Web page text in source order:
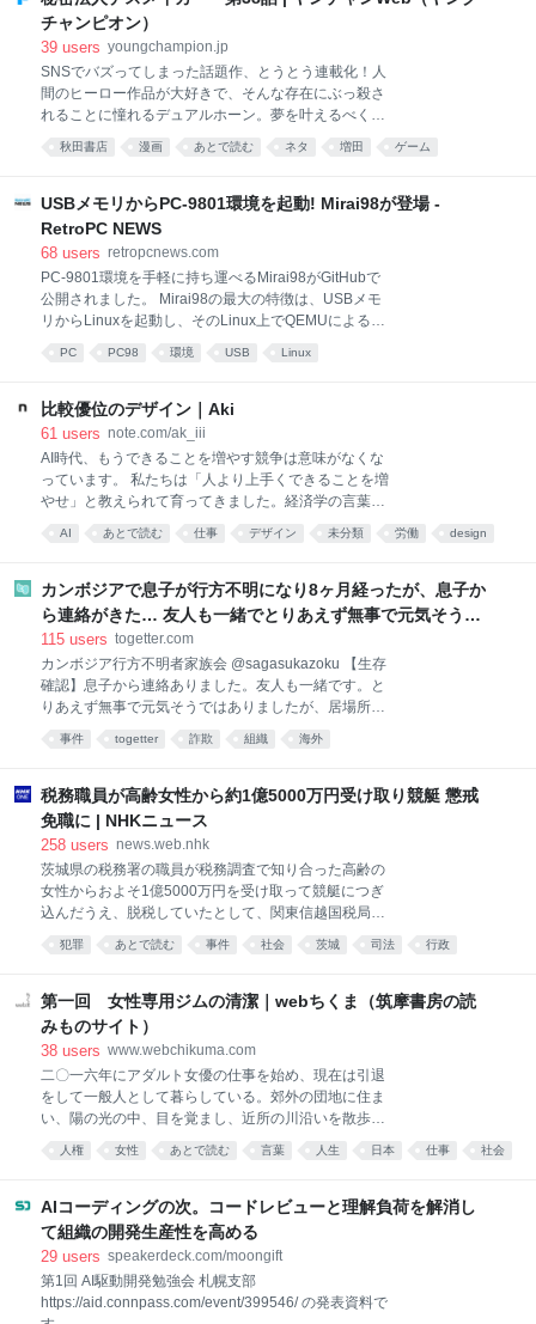
後3カ月になるニュージーランド・ホワイト種のウサ
ギを引き取ったのは、6年前のことだった。セロリの
毛が生えたオスのウサギだ。 コーミエ氏は、このウサ
ギにチックピーという名前をつけた。一時的に使って
いた犬用のケージから、リビングに設けた大きな囲い
に移すと、チックピーはそれまで知らなかった自由を
チャンピオン）
39 users youngchampion.jp
SNSでバズってしまった話題作、とうとう連載化！人
間のヒーロー作品が大好きで、そんな存在にぶっ殺さ
れることに憧れるデュアルホーン。夢を叶えるべく人
間界にやってきたがヒーローはおらず、自分で創るこ
とにしたらヤバい怪人が次々生まれて…！？死と興奮
観。悪の組織ブラックコメディ！
秋田書店 漫画 あとで読む ネタ 増田 ゲーム
USBメモリからPC-9801環境を起動! Mirai98が登場 -
RetroPC NEWS
68 users retropcnews.com
PC-9801環境を手軽に持ち運べるMirai98がGitHubで
公開されました。 Mirai98の最大の特徴は、USBメモ
リからLinuxを起動し、そのLinux上でQEMUによる
PC-9801エミュレーション環境まで自動的に立ち上が
ることです。普段使用しているPCへインストールする
ることを目指しています。 PC-9801用の互換BIOSも
実装 Mirai98では、「QEMU」という技術を採用して
います。QEMUはもともとPCエミュレーターとして開
発されたソフトウェアですが、現在ではOS開発や仮想
マシンの実行環境として世界中で利用されています。
現できるため、クラウドサービスやサーバーの仮想化
起動するために必要となる互換BIOS
PC PC98 環境 USB Linux
比較優位のデザイン｜Aki
61 users note.com/ak_iii
AI時代、もうできることを増やす競争は意味がなくな
っています。 私たちは「人より上手くできることを増
やせ」と教えられて育ってきました。経済学の言葉を
少し乱暴に借りれば、絶対優位を増やすキャリア観で
す。誰よりも速く走る、テストで人より高い点を取
ら専門性を磨いて替えの利かない人材になる…と、言
われてきたことはずっと一貫しています。人より上手
くできることを増やしなさい。強みを作りなさい。キ
しかしAIがあらゆる能力をものすごい勢いで配り始め
た今、私たちはもう一つの概念を無視できなくなった
と思うのです。それが比較優位です。 SaaSを殺して
楽しむ経営者最近、経営者が「SaaSをAIで置き換え
にする機会が増え
AI あとで読む 仕事 デザイン 未分類 労働 design
カンボジアで息子が行方不明になり8ヶ月経ったが、息子か
ら連絡がきた… 友人も一緒でとりあえず無事で元気そうで
はあったが、居場所や会社名も言えず、帰国も難しい状況
のよう
115 users togetter.com
カンボジア行方不明者家族会 @sagasukazoku 【生存
確認】息子から連絡ありました。友人も一緒です。と
りあえず無事で元気そうではありましたが、居場所や
会社名も言えず、帰国も難しい状況のようでした。 な
んらかの組織の影響下にあることがうかがえました。
方不明になってから8ヶ月。 まだまだこの戦いは続き
そうです。 #福岡10名行方不明
yomiuri.co.jp/national/20260… 2026-08-07 17:11:11
明、特殊詐欺拠点か「カンボジアにいる」…福岡県警
「同様の不明者１０人」 : 読売新聞 【読売新聞】 大
学生の息子（２０歳代）が昨年１２月、カンボジアで
行方不明になったとして福岡県警に相談している母親
事件 togetter 詐欺 組織 海外
税務職員が高齢女性から約1億5000万円受け取り競艇 懲戒
免職に | NHKニュース
258 users news.web.nhk
茨城県の税務署の職員が税務調査で知り合った高齢の
女性からおよそ1億5000万円を受け取って競艇につぎ
込んだうえ、脱税していたとして、関東信越国税局は
懲戒免職の処分にしました。 懲戒免職になったのは…
犯罪 あとで読む 事件 社会 茨城 司法 行政
第一回 女性専用ジムの清潔｜webちくま（筑摩書房の読
みものサイト）
38 users www.webchikuma.com
二〇一六年にアダルト女優の仕事を始め、現在は引退
をして一般人として暮らしている。郊外の団地に住ま
い、陽の光の中、目を覚まし、近所の川沿いを散歩
し、ピラティスのジムに通い、秋刀魚を買って焼き、
小津安二郎やエドワード・ヤンなど敬愛する監督の作
誰かとして人と語らい、「元AV女優」の肩書きで世に
出ることに逡巡し何年も完成しない小説と向き合う
日々。底を尽きる貯金、三〇代の健康、映画監督の夢
で働きつづける女性たちの姿、いまさらできない就
職、どんどん地元へ帰るか結婚するかの二択へ収まっ
人権 女性 あとで読む 言葉 人生 日本 仕事 社会
AIコーディングの次。コードレビューと理解負荷を解消し
て組織の開発生産性を高める
29 users speakerdeck.com/moongift
第1回 AI駆動開発勉強会 札幌支部
https://aid.connpass.com/event/399546/ の発表資料で